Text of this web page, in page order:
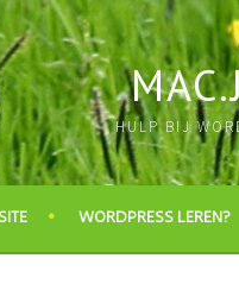
HULP BIJ
WORDPRESS LEREN?